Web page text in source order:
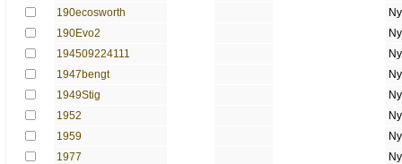
190ecosworth
190Evo2
194509224111
1947bengt
1949Stig
1952
1959
1977